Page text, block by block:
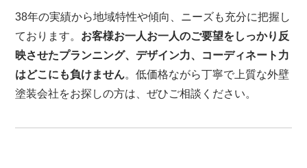
38年の実績から地域特性や傾向、ニーズも充分に把握し
ております。 お客様お一人お一人のご要望をしっかり反
映させたプランニング、デザイン力、コーディネート力
はどこにも負けません。低価格ながら丁寧で上質な外壁
塗装会社をお探しの方は、ぜひご相談ください。